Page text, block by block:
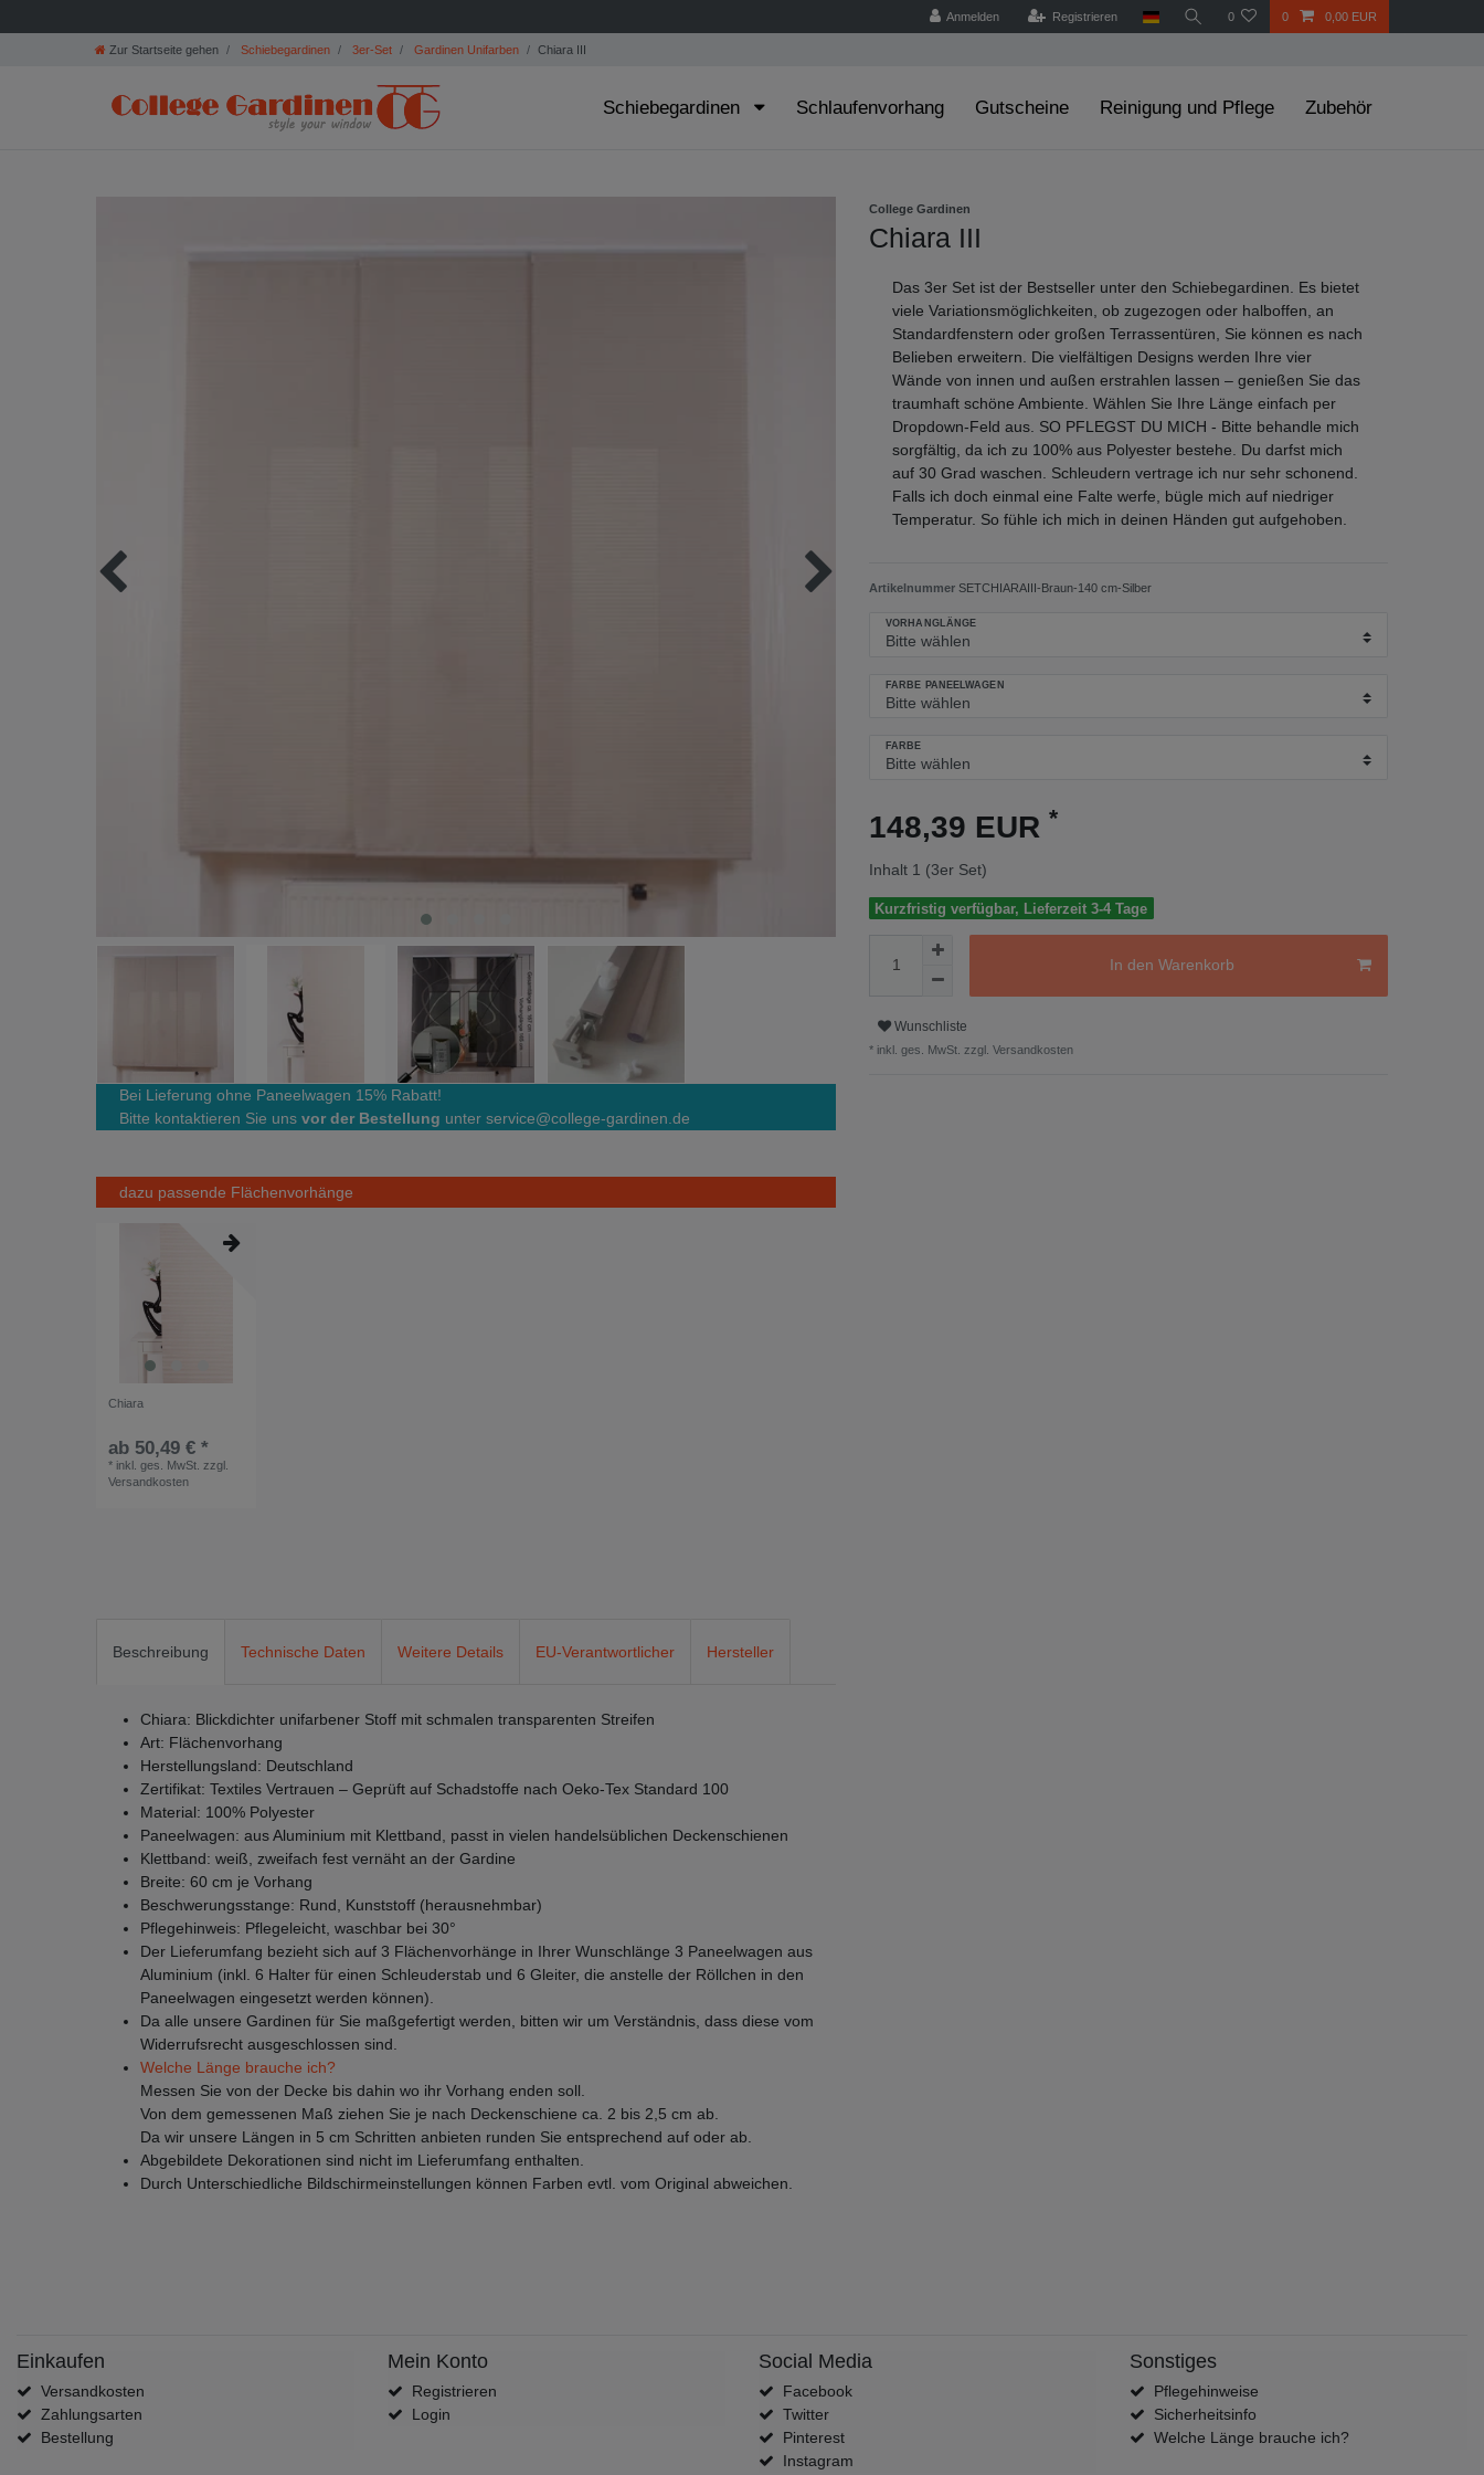
Anmelden Registrieren 0 0 0,00 EUR
Zur Startseite gehen Schiebegardinen 3er-Set Gardinen Unifarben Chiara III
Schiebegardinen Schlaufenvorhang Gutscheine Reinigung und Pflege Zubehör
Bei Lieferung ohne Paneelwagen 15% Rabatt!
Bitte kontaktieren Sie uns vor der Bestellung unter service@college-gardinen.de
dazu passende Flächenvorhänge
Chiara
ab 50,49 € *
* inkl. ges. MwSt. zzgl.
Versandkosten
College Gardinen
Chiara III
Das 3er Set ist der Bestseller unter den Schiebegardinen. Es bietet
viele Variationsmöglichkeiten, ob zugezogen oder halboffen, an
Standardfenstern oder großen Terrassentüren, Sie können es nach
Belieben erweitern. Die vielfältigen Designs werden Ihre vier
Wände von innen und außen erstrahlen lassen – genießen Sie das
traumhaft schöne Ambiente. Wählen Sie Ihre Länge einfach per
Dropdown-Feld aus. SO PFLEGST DU MICH - Bitte behandle mich
sorgfältig, da ich zu 100% aus Polyester bestehe. Du darfst mich
auf 30 Grad waschen. Schleudern vertrage ich nur sehr schonend.
Falls ich doch einmal eine Falte werfe, bügle mich auf niedriger
Temperatur. So fühle ich mich in deinen Händen gut aufgehoben.
Artikelnummer SETCHIARAIII-Braun-140 cm-Silber
VORHANGLÄNGE
FARBE PANEELWAGEN
FARBE
148,39 EUR *
Inhalt 1 (3er Set)
Kurzfristig verfügbar, Lieferzeit 3-4 Tage
In den Warenkorb
Wunschliste
* inkl. ges. MwSt. zzgl. Versandkosten
Beschreibung Technische Daten Weitere Details EU-Verantwortlicher Hersteller
Chiara: Blickdichter unifarbener Stoff mit schmalen transparenten Streifen
Art: Flächenvorhang
Herstellungsland: Deutschland
Zertifikat: Textiles Vertrauen – Geprüft auf Schadstoffe nach Oeko-Tex Standard 100
Material: 100% Polyester
Paneelwagen: aus Aluminium mit Klettband, passt in vielen handelsüblichen Deckenschienen
Klettband: weiß, zweifach fest vernäht an der Gardine
Breite: 60 cm je Vorhang
Beschwerungsstange: Rund, Kunststoff (herausnehmbar)
Pflegehinweis: Pflegeleicht, waschbar bei 30°
Der Lieferumfang bezieht sich auf 3 Flächenvorhänge in Ihrer Wunschlänge 3 Paneelwagen aus
Aluminium (inkl. 6 Halter für einen Schleuderstab und 6 Gleiter, die anstelle der Röllchen in den
Paneelwagen eingesetzt werden können).
Da alle unsere Gardinen für Sie maßgefertigt werden, bitten wir um Verständnis, dass diese vom
Widerrufsrecht ausgeschlossen sind.
Welche Länge brauche ich?
Messen Sie von der Decke bis dahin wo ihr Vorhang enden soll.
Von dem gemessenen Maß ziehen Sie je nach Deckenschiene ca. 2 bis 2,5 cm ab.
Da wir unsere Längen in 5 cm Schritten anbieten runden Sie entsprechend auf oder ab.
Abgebildete Dekorationen sind nicht im Lieferumfang enthalten.
Durch Unterschiedliche Bildschirmeinstellungen können Farben evtl. vom Original abweichen.
Einkaufen
Versandkosten
Zahlungsarten
Bestellung
Mein Konto
Registrieren
Login
Social Media
Facebook
Twitter
Pinterest
Instagram
Sonstiges
Pflegehinweise
Sicherheitsinfo
Welche Länge brauche ich?